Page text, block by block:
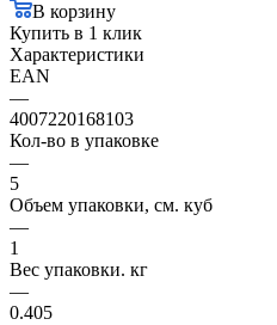
В корзину
Купить в 1 клик
Характеристики
EAN
—
4007220168103
Кол-во в упаковке
—
5
Объем упаковки, см. куб
—
1
Вес упаковки. кг
—
0.405